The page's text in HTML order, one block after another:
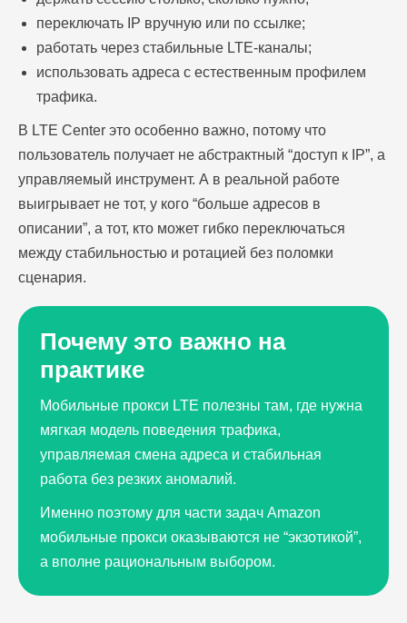
переключать IP вручную или по ссылке;
работать через стабильные LTE-каналы;
использовать адреса с естественным профилем
трафика.
В LTE Center это особенно важно, потому что
пользователь получает не абстрактный “доступ к IP”, а
управляемый инструмент. А в реальной работе
выигрывает не тот, у кого “больше адресов в
описании”, а тот, кто может гибко переключаться
между стабильностью и ротацией без поломки
сценария.
Почему это важно на
практике
Мобильные прокси LTE полезны там, где нужна
мягкая модель поведения трафика,
управляемая смена адреса и стабильная
работа без резких аномалий.
Именно поэтому для части задач Amazon
мобильные прокси оказываются не “экзотикой”,
а вполне рациональным выбором.